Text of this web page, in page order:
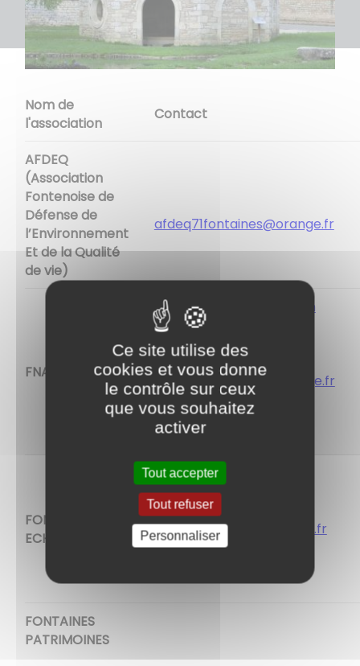
Nom de
l'association
Contact
AFDEQ
(Association
Fontenoise de
Défense de
l’Environnement
Et de la Qualité
de vie)
afdeq71fontaines@orange.fr
FNACA
michelbriday@gmail.com
annemarie@orange.fr
colbert.fontaines@orange.fr
FONTAINES
ECHANGES
patriziog@sfr.fr
isabelle.gelin@hervegelin.fr
FONTAINES
PATRIMOINES
Ce site utilise des
cookies et vous donne
le contrôle sur ceux
que vous souhaitez
activer
Tout accepter
Tout refuser
Personnaliser